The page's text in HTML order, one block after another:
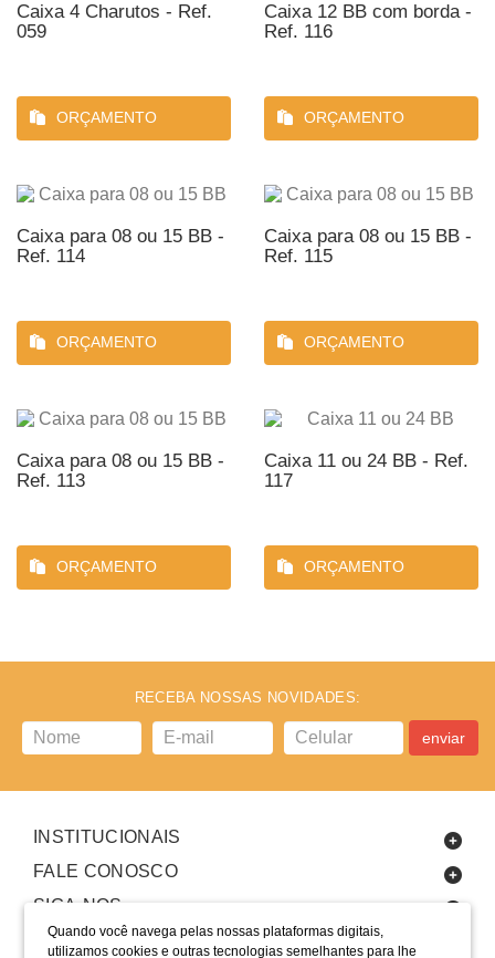
Quando você navega pelas nossas plataformas digitais,
utilizamos cookies e outras tecnologias semelhantes para lhe
Caixa 4 Charutos - Ref.
059
ORÇAMENTO
Caixa 12 BB com borda -
Ref. 116
ORÇAMENTO
Caixa para 08 ou 15 BB -
Ref. 114
ORÇAMENTO
Caixa para 08 ou 15 BB -
Ref. 115
ORÇAMENTO
Caixa para 08 ou 15 BB -
Ref. 113
ORÇAMENTO
Caixa 11 ou 24 BB - Ref.
117
ORÇAMENTO
RECEBA NOSSAS NOVIDADES:
enviar
INSTITUCIONAIS
FALE CONOSCO
SIGA-NOS